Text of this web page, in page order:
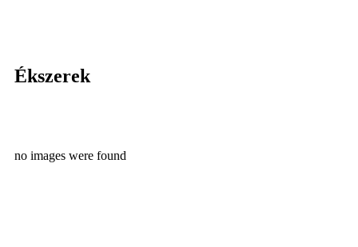
Ékszerek
no images were found